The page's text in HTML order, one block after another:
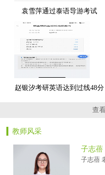
袁雪萍通过泰语导游考试
赵银汐考研英语达到过线48分
查
教师风采
子志蓓
子志蓓